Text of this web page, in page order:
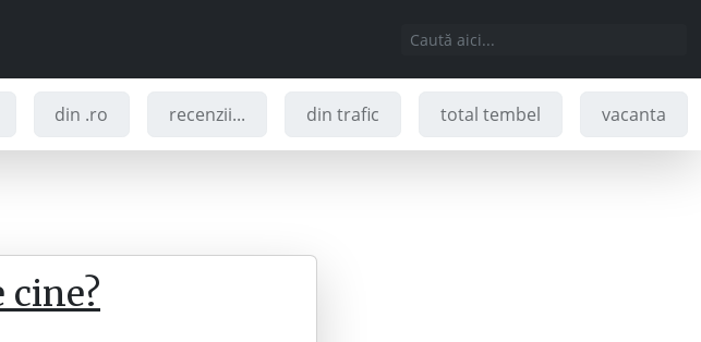
din .ro recenzii... din trafic total tembel vacanta
cine?